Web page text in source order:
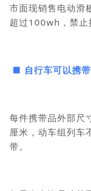
市面现销售电动滑
超过100wh，禁止
■ 自行车可以携带
每件携带品外部尺
厘米，动车组列车
带。